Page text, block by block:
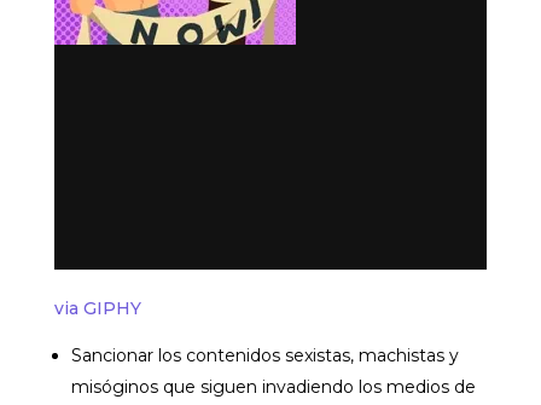
via GIPHY
Sancionar los contenidos sexistas, machistas y
misóginos que siguen invadiendo los medios de